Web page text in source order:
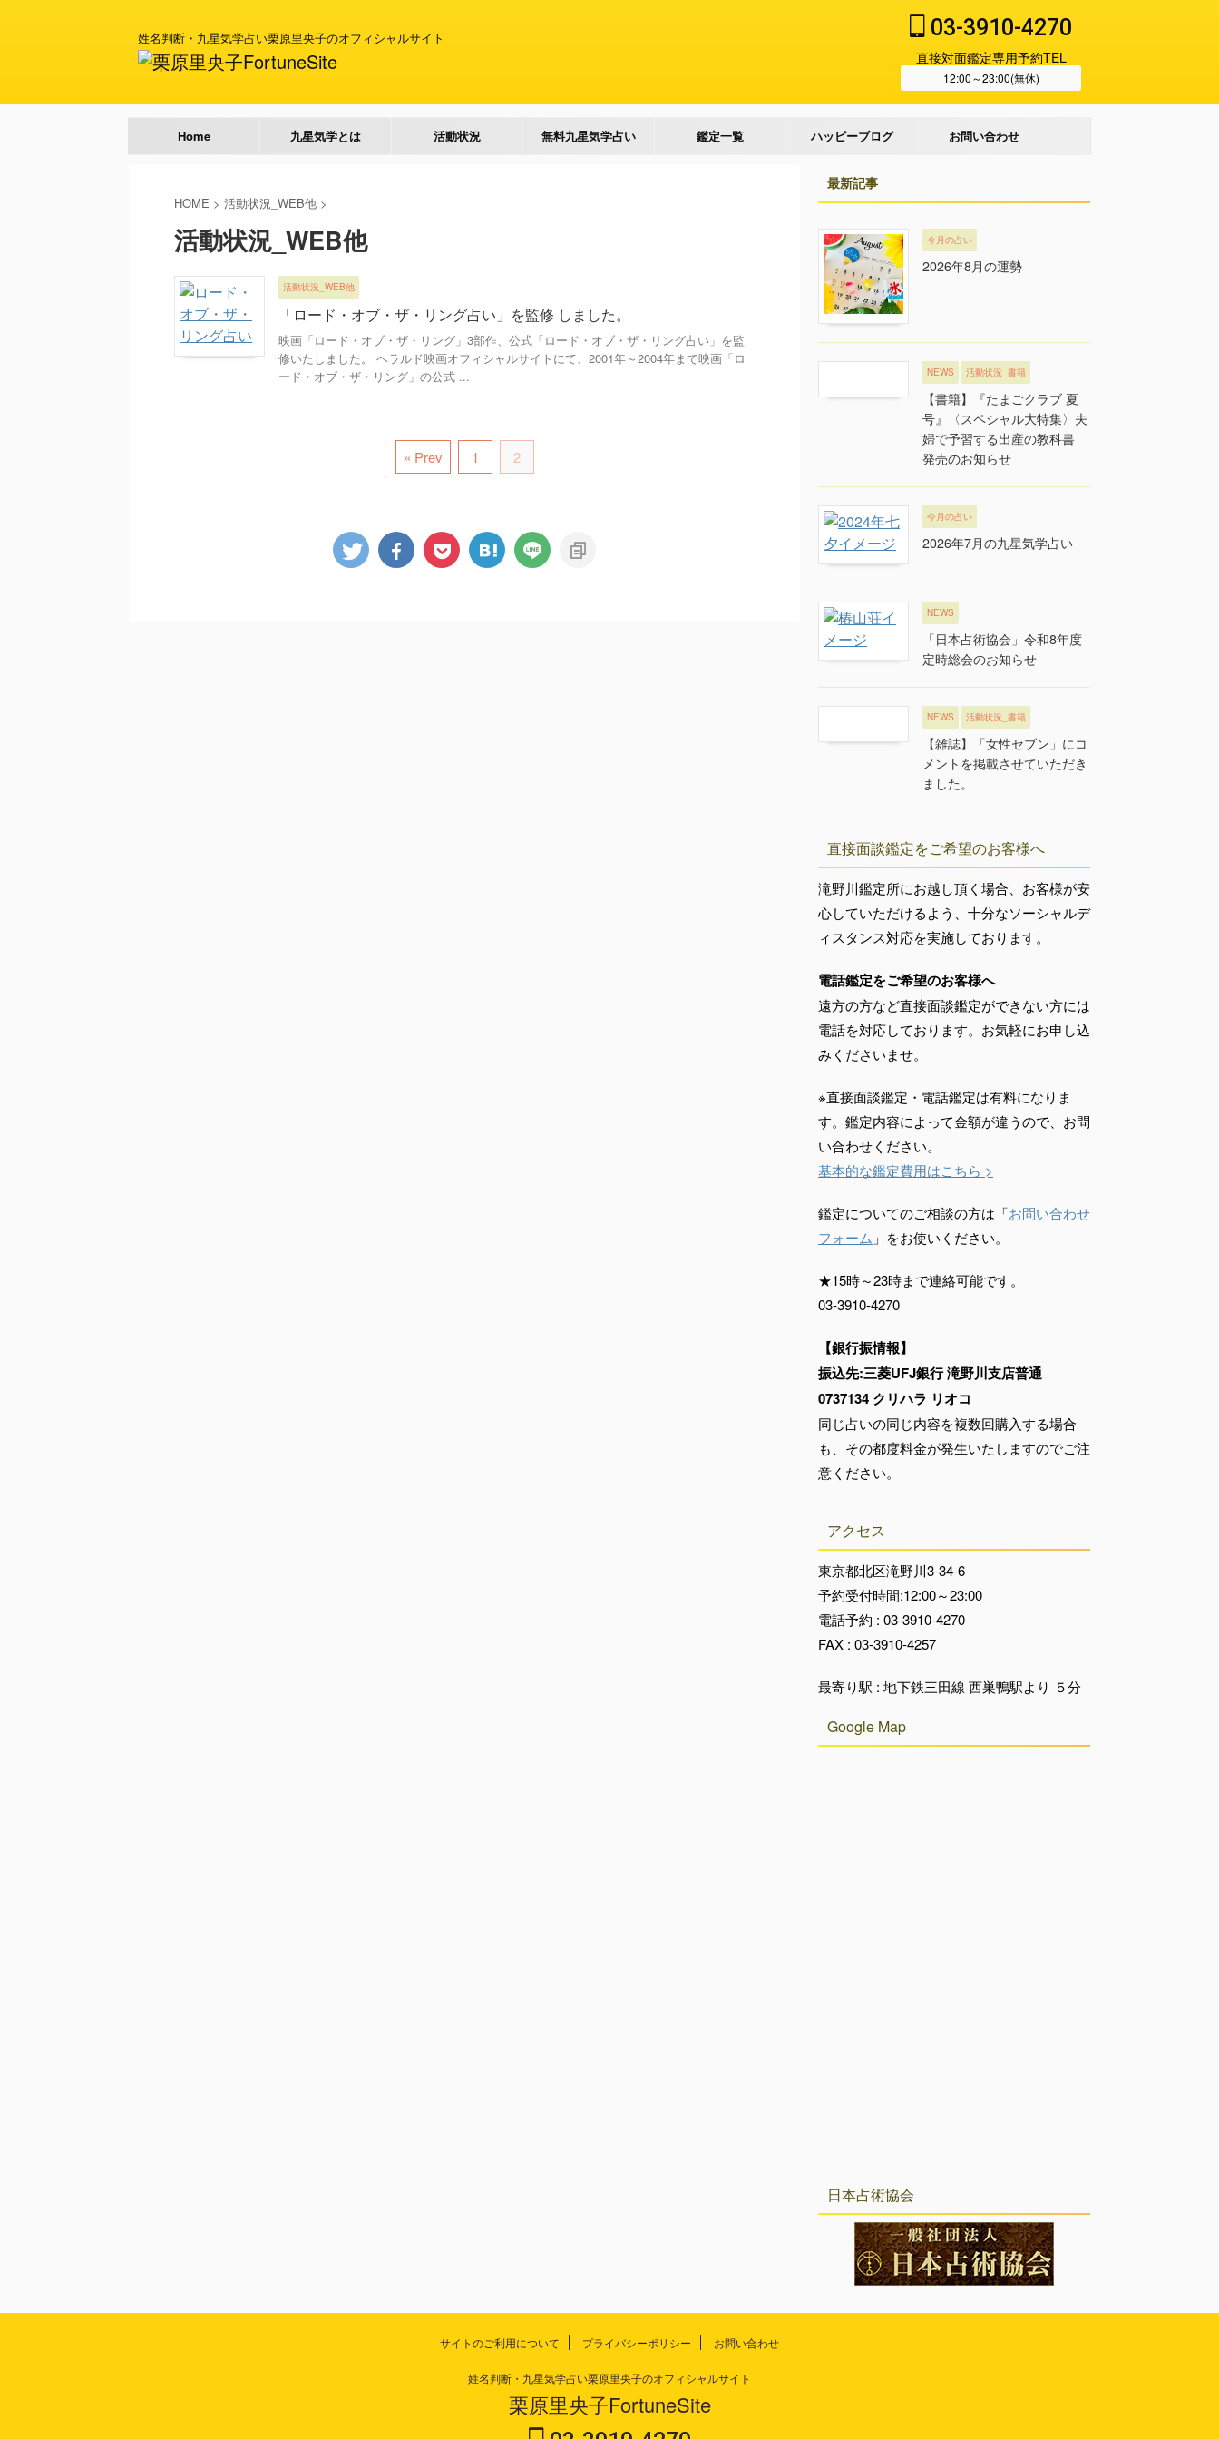
姓名判断・九星気学占い栗原里央子のオフィシャルサイト 03-3910-4270
直接対面鑑定専用予約TEL
12:00～23:00(無休)
Home 九星気学とは 活動状況 無料九星気学占い 鑑定一覧 ハッピーブログ お問い合わせ
HOME > 活動状況_WEB他 >
活動状況_WEB他
活動状況_WEB他
「ロード・オブ・ザ・リング占い」を監修 しました。
映画「ロード・オブ・ザ・リング」3部作、公式「ロード・オブ・ザ・リング占い」を監
修いたしました。 ヘラルド映画オフィシャルサイトにて、2001年～2004年まで映画「ロ
ード・オブ・ザ・リング」の公式 ...
« Prev 1 2
最新記事
今月の占い
2026年8月の運勢
NEWS 活動状況_書籍
【書籍】『たまごクラブ 夏
号』〈スペシャル大特集〉夫
婦で予習する出産の教科書
発売のお知らせ
今月の占い
2026年7月の九星気学占い
NEWS
「日本占術協会」令和8年度
定時総会のお知らせ
NEWS 活動状況_書籍
【雑誌】「女性セブン」にコ
メントを掲載させていただき
ました。
直接面談鑑定をご希望のお客様へ
滝野川鑑定所にお越し頂く場合、お客様が安
心していただけるよう、十分なソーシャルデ
ィスタンス対応を実施しております。
電話鑑定をご希望のお客様へ
遠方の方など直接面談鑑定ができない方には
電話を対応しております。お気軽にお申し込
みくださいませ。
※直接面談鑑定・電話鑑定は有料になりま
す。鑑定内容によって金額が違うので、お問
い合わせください。
基本的な鑑定費用はこちら >
鑑定についてのご相談の方は「お問い合わせ
フォーム 」をお使いください。
★15時～23時まで連絡可能です。
03-3910-4270
【銀行振情報】
振込先:三菱UFJ銀行 滝野川支店普通
0737134 クリハラ リオコ
同じ占いの同じ内容を複数回購入する場合
も、その都度料金が発生いたしますのでご注
意ください。
アクセス
東京都北区滝野川3-34-6
予約受付時間:12:00～23:00
電話予約 : 03-3910-4270
FAX : 03-3910-4257
最寄り駅 : 地下鉄三田線 西巣鴨駅より ５分
Google Map
日本占術協会
サイトのご利用について プライバシーポリシー お問い合わせ
姓名判断・九星気学占い栗原里央子のオフィシャルサイト
栗原里央子FortuneSite